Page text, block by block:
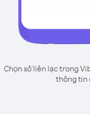
Chọn số liên lạc trong
thông tin